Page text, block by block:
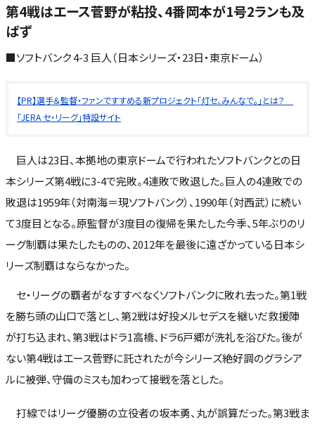
第4戦はエース菅野が粘投、4番岡本が1号2ランも及
ばず
■ソフトバンク 4-3 巨人（日本シリーズ・23日・東京ドーム）
【PR】選手＆監督・ファンですすめる新プロジェクト「灯セ、みんなで。」とは？
「JERA セ・リーグ」特設サイト
巨人は23日、本拠地の東京ドームで行われたソフトバンクとの日
本シリーズ第4戦に3-4で完敗。4連敗で敗退した。巨人の4連敗での
敗退は1959年（対南海＝現ソフトバンク）、1990年（対西武）に続い
て3度目となる。原監督が3度目の復帰を果たした今季、5年ぶりのリ
ーグ制覇は果たしたものの、2012年を最後に遠ざかっている日本シ
リーズ制覇はならなかった。
セ・リーグの覇者がなすすべなくソフトバンクに敗れ去った。第1戦
を勝ち頭の山口で落とし、第2戦は好投メルセデスを継いだ救援陣
が打ち込まれ、第3戦はドラ1高橋、ドラ6戸郷が洗礼を浴びた。後が
ない第4戦はエース菅野に託されたが今シリーズ絶好調のグラシア
ルに被弾、守備のミスも加わって接戦を落とした。
打線ではリーグ優勝の立役者の坂本勇、丸が誤算だった。第3戦ま